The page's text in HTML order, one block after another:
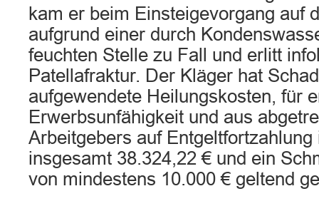
kam er beim Einsteigevorgang auf
aufgrund einer durch
feuchten Stelle zu Fall und erlitt
Patellafraktur. Der Kläger hat
aufgewendete Heilungskosten, für
Erwerbsunfähigkeit und aus
Arbeitgebers auf Entgeltfortzahlung
insgesamt 38.324,22 € und ein
von mindestens 10.000 € geltend